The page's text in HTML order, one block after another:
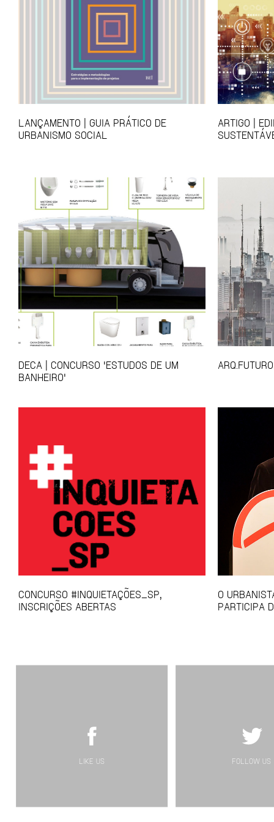
LANÇAMENTO | GUIA PRÁTICO DE
URBANISMO SOCIAL
ARTIGO |
DECA | CONCURSO 'ESTUDOS DE UM
BANHEIRO'
CONCURSO #INQUIETAÇÕES_SP,
INSCRIÇÕES ABERTAS
O
PARTICIPA
LIKE US FOLLOW US